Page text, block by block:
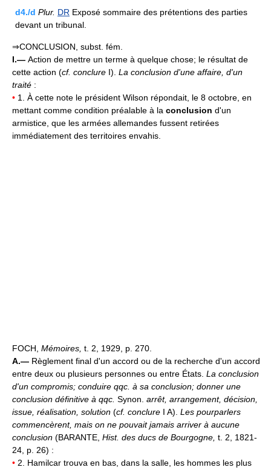
d4./d Plur. DR Exposé sommaire des prétentions des parties
devant un tribunal.
⇒CONCLUSION, subst. fém.
I.— Action de mettre un terme à quelque chose; le résultat de
cette action (cf. conclure I). La conclusion d'une affaire, d'un
traité :
• 1. À cette note le président Wilson répondait, le 8 octobre, en
mettant comme condition préalable à la conclusion d'un
armistice, que les armées allemandes fussent retirées
immédiatement des territoires envahis.
FOCH, Mémoires, t. 2, 1929, p. 270.
A.— Règlement final d'un accord ou de la recherche d'un accord
entre deux ou plusieurs personnes ou entre États. La conclusion
d'un compromis; conduire qqc. à sa conclusion; donner une
conclusion définitive à qqc. Synon. arrêt, arrangement, décision,
issue, réalisation, solution (cf. conclure I A). Les pourparlers
commencèrent, mais on ne pouvait jamais arriver à aucune
conclusion (BARANTE, Hist. des ducs de Bourgogne, t. 2, 1821-
24, p. 26) :
• 2. Hamilcar trouva en bas, dans la salle, les hommes les plus